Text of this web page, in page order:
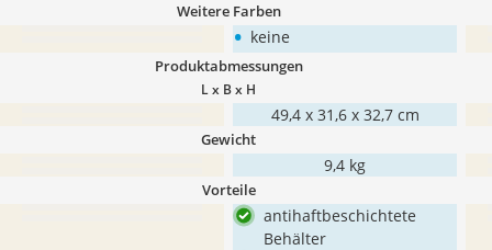
Weitere Farben
• keine
Produktabmessungen
L x B x H
49,4 x 31,6 x 32,7 cm
Gewicht
9,4 kg
Vorteile
antihaftbeschichtete
Behälter